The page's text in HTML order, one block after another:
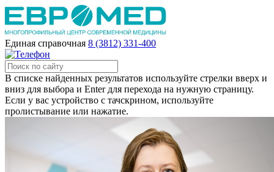
Единая справочная 8 (3812) 331-400
В списке найденных результатов используйте стрелки вверх и
вниз для выбора и Enter для перехода на нужную страницу.
Если у вас устройство с тачскрином, используйте
пролистывание или нажатие.